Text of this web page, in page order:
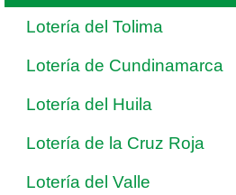
Lotería del Tolima
Lotería de Cundinamarca
Lotería del Huila
Lotería de la Cruz Roja
Lotería del Valle